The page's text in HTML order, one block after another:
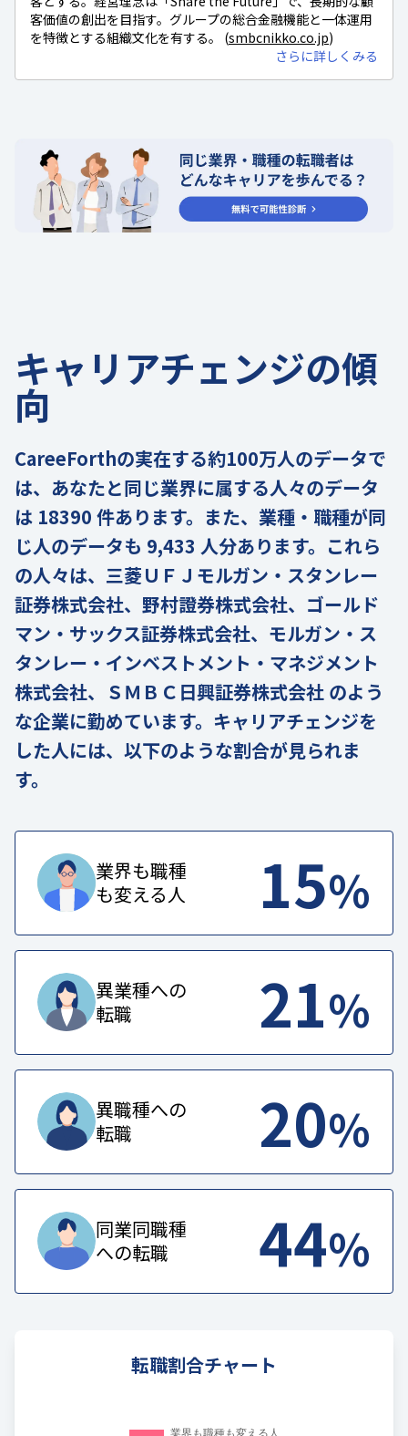
客価値の創出を目指す。グループの総合金融機能と一体運用
を特徴とする組織文化を有する。 (smbcnikko.co.jp)
さらに詳しくみる
キャリアチェンジの傾
向
CareeForthの実在する約100万人のデータで
は、あなたと同じ業界に属する人々のデータ
は 18390 件あります。また、業種・職種が同
じ人のデータも 9,433 人分あります。これら
の人々は、三菱ＵＦＪモルガン・スタンレー
証券株式会社、野村證券株式会社、ゴールド
マン・サックス証券株式会社、モルガン・ス
タンレー・インベストメント・マネジメント
株式会社、ＳＭＢＣ日興証券株式会社 のよう
な企業に勤めています。キャリアチェンジを
した人には、以下のような割合が見られま
す。
業界も職種
も変える人
15%
異業種への
転職
21%
異職種への
転職
20%
同業同職種
への転職
44%
転職割合チャート